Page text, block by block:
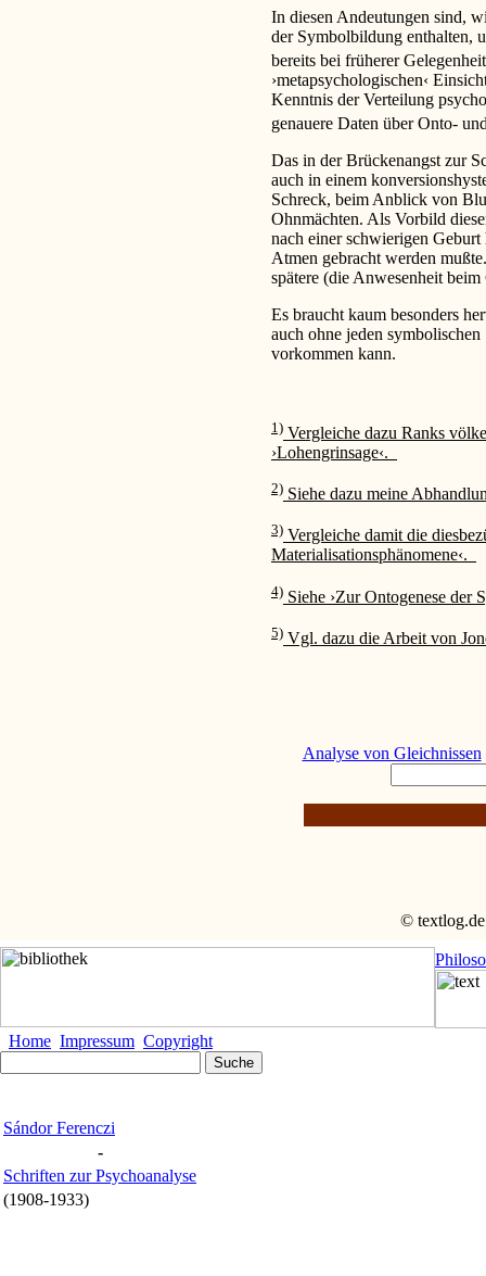
In diesen Andeutungen sind,
der Symbolbildung enthalten,
bereits bei früherer
›metapsychologischen‹
Kenntnis der Verteilung
genauere Daten über Onto-
Das in der Brückenangst zur
auch in einem
Schreck, beim Anblick von
Ohnmächten. Als Vorbild
nach einer schwierigen
Atmen gebracht werden
spätere (die Anwesenheit
Es braucht kaum besonders
auch ohne jeden
vorkommen kann.
1) Vergleiche dazu Ranks
›Lohengrinsage‹.
2) Siehe dazu meine
3) Vergleiche damit die
Materialisationsphänomene‹.
4) Siehe ›Zur Ontogenese der
5) Vgl. dazu die Arbeit von
Analyse von Gleichnissen
© textlog.de
Home Impressum Copyright
Sándor Ferenczi
-
Schriften zur Psychoanalyse
(1908-1933)